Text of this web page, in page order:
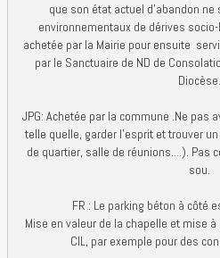
que son état actuel d’abandon
environnementaux de dérives
achetée par la Mairie pour ensuite
par le Sanctuaire de ND de
Diocèse.
JPG: Achetée par la commune .Ne pas
telle quelle, garder l'esprit et trouver
de quartier, salle de réunions....). Pas
sou.
FR : Le parking béton à côté
Mise en valeur de la chapelle et mise
CIL, par exemple pour des